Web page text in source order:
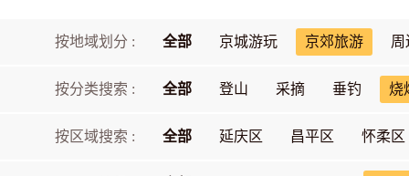
按地域划分 : 全部 京城游玩 京郊旅游 周
按分类搜索 : 全部 登山 采摘 垂钓 烧
按区域搜索 : 全部 延庆区 昌平区 怀柔区